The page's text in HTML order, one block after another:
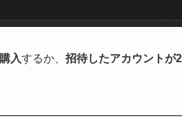
入するか、 招待したアカウントが